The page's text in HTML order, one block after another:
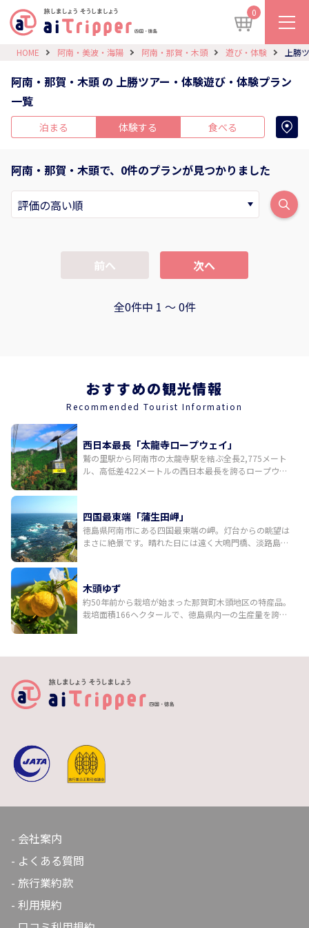
0
HOME 阿南・美波・海陽 阿南・那賀・木頭 遊び・体験 上勝
阿南・那賀・木頭 の 上勝ツアー・体験遊び・体験プラン
一覧
泊まる 体験する 食べる
阿南・那賀・木頭で、0件のプランが見つかりました
前へ 次へ
全0件中 1 〜 0件
おすすめの観光情報
Recommended Tourist Information
西日本最長「太龍寺ロープウェイ」
鷲の里駅から阿南市の太龍寺駅を結ぶ全長2,775メート
ル、高低差422メートルの西日本最長を誇るロープウェ
道・橘湾と移り変わります。太竜寺山頂に所在する四国
八十八カ所霊場の第21番札所・太龍寺への直通路でもあ
ります。【有料】
四国最東端「蒲生田岬」
徳島県阿南市にある四国最東端の岬。灯台からの眺望は
まさに絶景です。晴れた日には遠く大鳴門橋、淡路島、
です。2010（平成22）年に岬の魅力を高めるため波と
風をモチーフにしたハート型のモニュメントが設置さ
れ、写真映えスポットとして人気を集めています。
木頭ゆず
約50年前から栽培が始まった那賀町木頭地区の特産品。
栽培面積166ヘクタールで、徳島県内一の生産量を誇
が、地元の木頭果樹研究会の努力で3～5年で実るよう
に。木頭で育った柚子が全国の市場へ流通するようにな
り、現在全国の柚子産地で栽培されている柚子のほとん
どが木頭柚子の苗です。
会社案内
よくある質問
旅行業約款
利用規約